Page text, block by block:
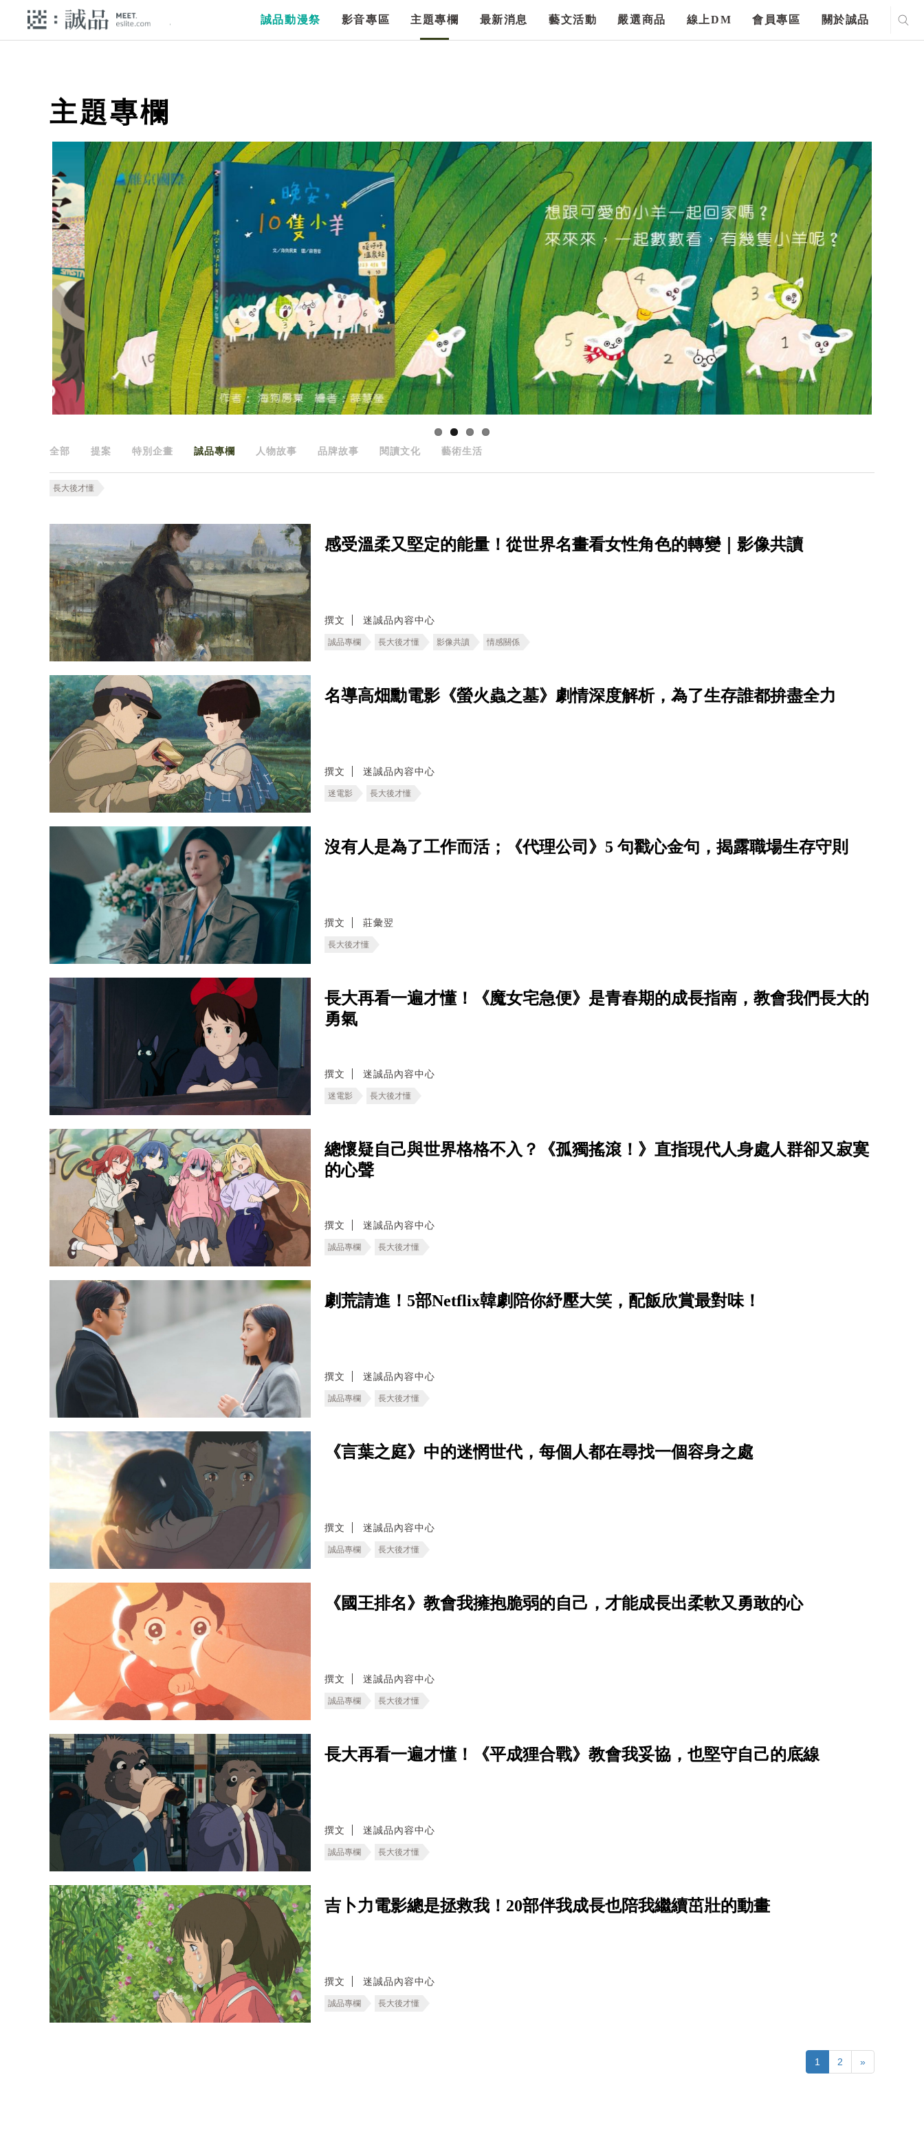
誠品動漫祭 影音專區 主題專欄 最新消息 藝文活動 嚴選商品 線上DM 會員專區 關於誠品
主題專欄
全部 提案 特別企畫 誠品專欄 人物故事 品牌故事 閱讀文化 藝術生活
長大後才懂
感受溫柔又堅定的能量！從世界名畫看女性角色的轉變｜影像共讀
撰文 迷誠品內容中心
誠品專欄 長大後才懂 影像共讀 情感關係
名導高畑勳電影《螢火蟲之墓》劇情深度解析，為了生存誰都拚盡全力
撰文 迷誠品內容中心
迷電影 長大後才懂
沒有人是為了工作而活；《代理公司》5 句戳心金句，揭露職場生存守則
撰文 莊彙翌
長大後才懂
長大再看一遍才懂！《魔女宅急便》是青春期的成長指南，教會我們長大的
勇氣
撰文 迷誠品內容中心
迷電影 長大後才懂
總懷疑自己與世界格格不入？《孤獨搖滾！》直指現代人身處人群卻又寂寞
的心聲
撰文 迷誠品內容中心
誠品專欄 長大後才懂
劇荒請進！5部Netflix韓劇陪你紓壓大笑，配飯欣賞最對味！
撰文 迷誠品內容中心
誠品專欄 長大後才懂
《言葉之庭》中的迷惘世代，每個人都在尋找一個容身之處
撰文 迷誠品內容中心
誠品專欄 長大後才懂
《國王排名》教會我擁抱脆弱的自己，才能成長出柔軟又勇敢的心
撰文 迷誠品內容中心
誠品專欄 長大後才懂
長大再看一遍才懂！《平成狸合戰》教會我妥協，也堅守自己的底線
撰文 迷誠品內容中心
誠品專欄 長大後才懂
吉卜力電影總是拯救我！20部伴我成長也陪我繼續茁壯的動畫
撰文 迷誠品內容中心
誠品專欄 長大後才懂
1 2 »